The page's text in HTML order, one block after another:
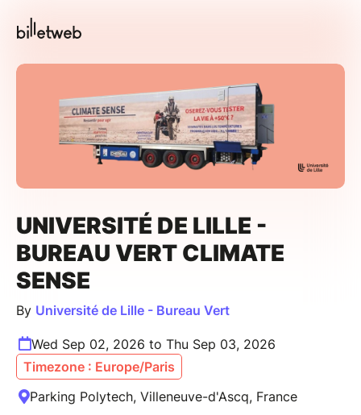
UNIVERSITÉ DE LILLE -
BUREAU VERT CLIMATE
SENSE
By Université de Lille - Bureau Vert
Wed Sep 02, 2026 to Thu Sep 03, 2026
Timezone : Europe/Paris
Parking Polytech, Villeneuve-d'Ascq, France